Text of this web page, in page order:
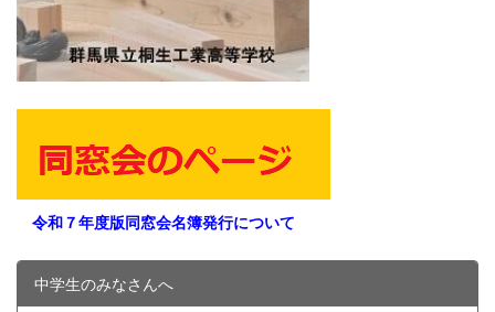
令和７年度版同窓会名簿発行について
中学生のみなさんへ